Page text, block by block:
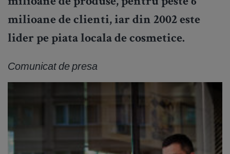
milioane de clienti, iar din 2002 este
lider pe piata locala de cosmetice.
Comunicat de presa